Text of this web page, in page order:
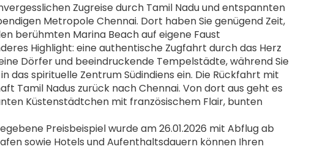
Zugreise durch Tamil Nadu und entspannten
Metropole Chennai. Dort haben Sie genügend Zeit,
berühmten Marina Beach auf eigene Faust
Highlight: eine authentische Zugfahrt durch das Herz
Dörfer und beeindruckende Tempelstädte, während Sie
das spirituelle Zentrum Südindiens ein. Die Rückfahrt mit
Tamil Nadus zurück nach Chennai. Von dort aus geht es
Küstenstädtchen mit französischem Flair, bunten
Preisbeispiel wurde am 26.01.2026 mit Abflug ab
sowie Hotels und Aufenthaltsdauern können Ihren